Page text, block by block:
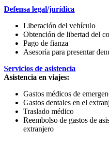
Defensa legal/jurídica
Liberación del vehículo
Obtención de libertad del
Pago de fianza
Asesoría para presentar
Servicios de asistencia
Asistencia en viajes:
Gastos médicos de
Gastos dentales en el
Traslado médico
Reembolso de gastos de
extranjero